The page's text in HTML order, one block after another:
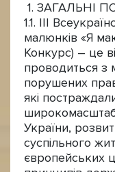
1. ЗАГАЛЬНІ
1.1. ІІІ
малюнків «Я
Конкурс) – це
проводиться з
порушених прав
які
України,
суспільного
європейських